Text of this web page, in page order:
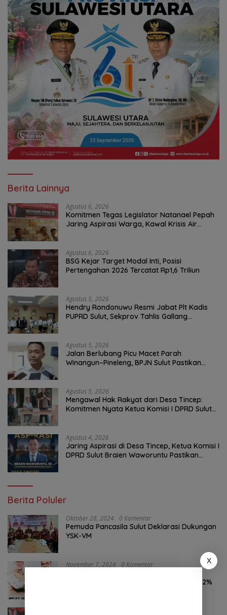
Berita Lainnya
Agustus 6, 2026
Komitmen Tegas Legislator Natanael Pepah
Jaring Aspirasi Warga, Kawal Krisis Air
Agustus 6, 2026
BSG Kejar Target Modal Inti, Posisi
Pertengahan 2026 Tercatat Rp1,6 Triliun
Agustus 5, 2026
Hendry Rondonuwu Resmi Jabat Plt Kadis
PUPRD Sulut, Sekprov Tahlis Gallang
Agustus 5, 2026
Jalan Berlubang Picu Macet Parah
Winangun–Pineleng, BPJN Sulut Pastikan
Agustus 5, 2026
Mengawal Hak Rakyat dari Desa Tincep:
Komitmen Nyata Ketua Komisi I DPRD Sulut
Agustus 4, 2026
Jaring Aspirasi di Desa Tincep, Ketua Komisi I
DPRD Sulut Braien Waworuntu Pastikan
Berita Poluler
Oktober 28, 2024 0 Komentar
Pemuda Pancasila Sulut Deklarasi Dukungan
YSK-VM
November 7, 2024 0 Komentar
46,74% Kalahkan Petahana JG-KWL 27,62%
X